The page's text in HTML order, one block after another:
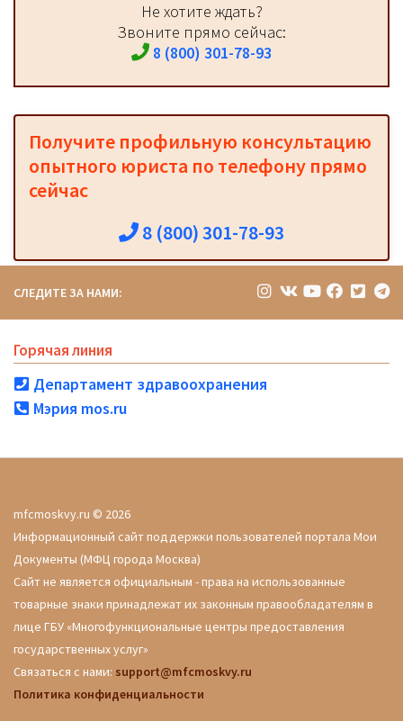
Не хотите ждать?
Звоните прямо сейчас:
8 (800) 301-78-93
Получите профильную консультацию
опытного юриста по телефону прямо
сейчас
8 (800) 301-78-93
СЛЕДИТЕ ЗА НАМИ:
Горячая линия
Департамент здравоохранения
Мэрия mos.ru
mfcmoskvy.ru © 2026
Информационный сайт поддержки пользователей портала Мои
Документы (МФЦ города Москва)
Сайт не является официальным - права на использованные
товарные знаки принадлежат их законным правообладателям в
лице ГБУ «Многофункциональные центры предоставления
государственных услуг»
Связаться с нами: support@mfcmoskvy.ru
Политика конфиденциальности